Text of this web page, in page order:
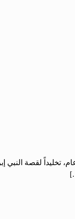
لقصة النبي